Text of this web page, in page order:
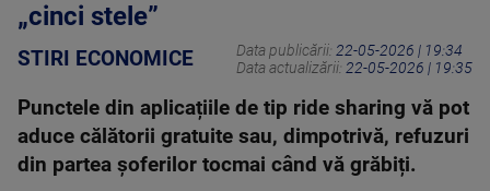
„cinci stele”
STIRI ECONOMICE Data publicării: 22-05-2026 | 19:34
Data actualizării: 22-05-2026 | 19:35
Punctele din aplicațiile de tip ride sharing vă pot
aduce călătorii gratuite sau, dimpotrivă, refuzuri
din partea șoferilor tocmai când vă grăbiți.